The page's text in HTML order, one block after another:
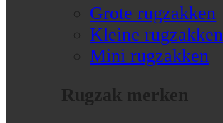
Grote rugzakken
Kleine rugzakken
Mini rugzakken
Rugzak merken